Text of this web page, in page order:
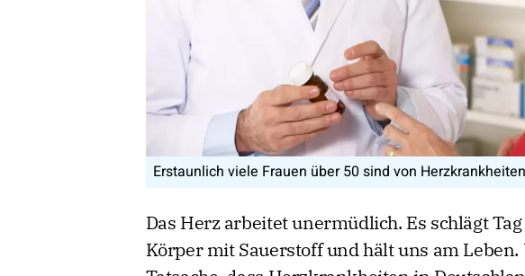
Erstaunlich viele Frauen über 50 sind von
Das Herz arbeitet unermüdlich. Es schlägt
Körper mit Sauerstoff und hält uns am